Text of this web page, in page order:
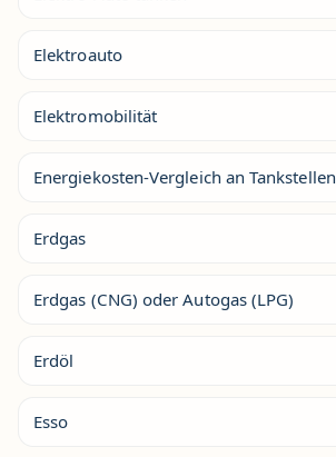
Elektroauto
Elektromobilität
Energiekosten-Vergleich an Tankstellen
Erdgas
Erdgas (CNG) oder Autogas (LPG)
Erdöl
Esso